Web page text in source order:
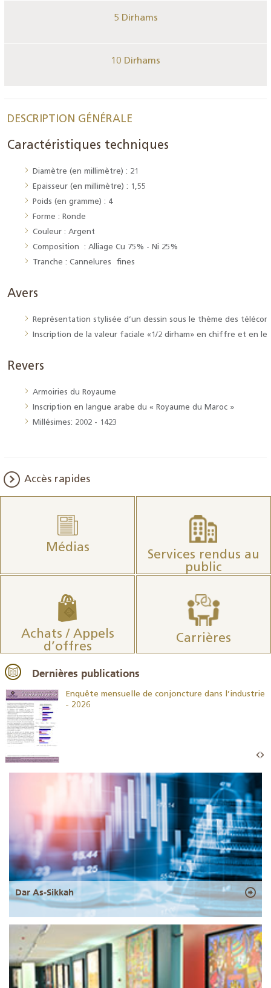
5 Dirhams
10 Dirhams
DESCRIPTION GÉNÉRALE
Caractéristiques techniques
Diamètre (en millimètre) : 21
Epaisseur (en millimètre) : 1,55
Poids (en gramme) : 4
Forme : Ronde
Couleur : Argent
Composition : Alliage Cu 75% - Ni 25%
Tranche : Cannelures fines
Avers
Représentation stylisée d’un dessin sous le thème des
Inscription de la valeur faciale «1/2 dirham» en chiffre et en
Revers
Armoiries du Royaume
Inscription en langue arabe du « Royaume du Maroc »
Millésimes: 2002 - 1423
Accès rapides
Médias
Services rendus au
public
Achats / Appels
d’offres
Carrières
Dernières publications
Enquête mensuelle de conjoncture dans l’industrie
- 2026
Dar As-Sikkah